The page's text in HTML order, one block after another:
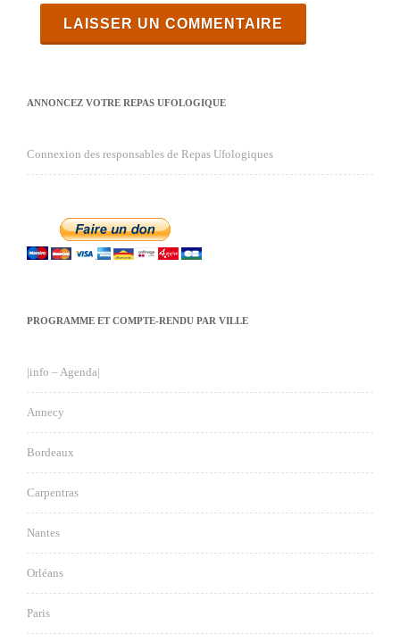
ANNONCEZ VOTRE REPAS UFOLOGIQUE
Connexion des responsables de Repas Ufologiques
PROGRAMME ET COMPTE-RENDU PAR VILLE
|info – Agenda|
Annecy
Bordeaux
Carpentras
Nantes
Orléans
Paris